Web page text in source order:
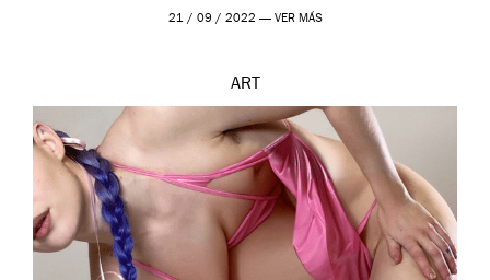
que los humanos tienen un complejo […]
21 / 09 / 2022 — VER MÁS
ART